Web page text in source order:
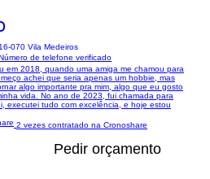
070 Vila Medeiros
de telefone verificado
em 2018, quando uma amiga me chamou para
achei que seria apenas um hobbie, mas
algo importante pra mim, algo que eu gosto
vida. No ano de 2023, fui chamada para
executei tudo com excelência, e hoje estou
2 vezes contratado na Cronoshare
Pedir orçamento